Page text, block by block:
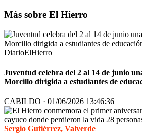
Más sobre El Hierro
DiarioElHierro
Juventud celebra del 2 al 14 de junio
Morcillo dirigida a estudiantes de
CABILDO · 01/06/2026 13:46:36
Sergio Gutiérrez, Valverde